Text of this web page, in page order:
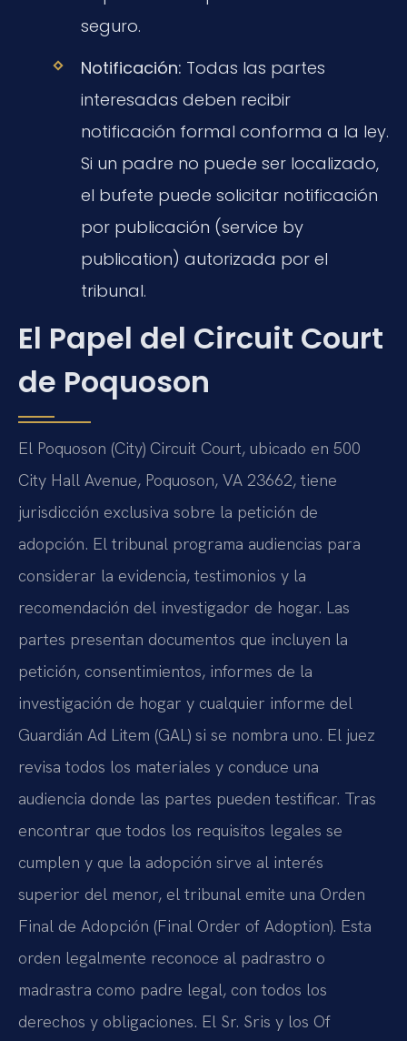
seguro.
Notificación: Todas las partes
interesadas deben recibir
notificación formal conforma a la ley.
Si un padre no puede ser localizado,
el bufete puede solicitar notificación
por publicación (service by
publication) autorizada por el
tribunal.
El Papel del Circuit Court
de Poquoson
El Poquoson (City) Circuit Court, ubicado en 500
City Hall Avenue, Poquoson, VA 23662, tiene
jurisdicción exclusiva sobre la petición de
adopción. El tribunal programa audiencias para
considerar la evidencia, testimonios y la
recomendación del investigador de hogar. Las
partes presentan documentos que incluyen la
petición, consentimientos, informes de la
investigación de hogar y cualquier informe del
Guardián Ad Litem (GAL) si se nombra uno. El juez
revisa todos los materiales y conduce una
audiencia donde las partes pueden testificar. Tras
encontrar que todos los requisitos legales se
cumplen y que la adopción sirve al interés
superior del menor, el tribunal emite una Orden
Final de Adopción (Final Order of Adoption). Esta
orden legalmente reconoce al padrastro o
madrastra como padre legal, con todos los
derechos y obligaciones. El Sr. Sris y los Of